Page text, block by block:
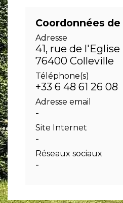
Coordonnées
Adresse
41, rue de l'Eglise
76400 Colleville
Téléphone(s)
+33 6 48 61 26 08
Adresse email
-
Site Internet
-
Réseaux sociaux
-